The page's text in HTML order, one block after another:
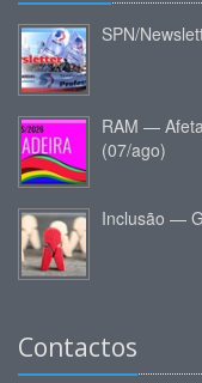
SPN/
RAM —
(07/ago)
Inclusão —
Contactos